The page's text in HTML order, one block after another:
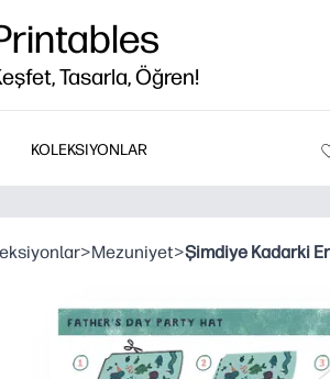
Tasarla, Öğren!
KOLEKSIYONLAR
>Mezuniyet>Şimdiye Kadarki